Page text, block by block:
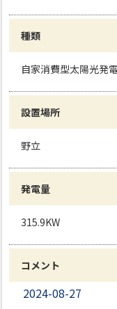
種類
自家消費型太陽光発
設置場所
野立
発電量
315.9KW
コメント
2024-08-27